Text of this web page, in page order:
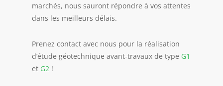
marchés, nous sauront répondre à vos attentes
dans les meilleurs délais.
Prenez contact avec nous pour la réalisation
d’étude géotechnique avant-travaux de type G1
et G2 !